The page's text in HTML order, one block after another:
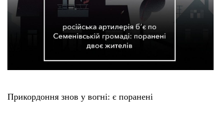
Редакційна політика
Етичний кодекс
Рекламні прайси
Прикордоння знов у вогні: є поранені